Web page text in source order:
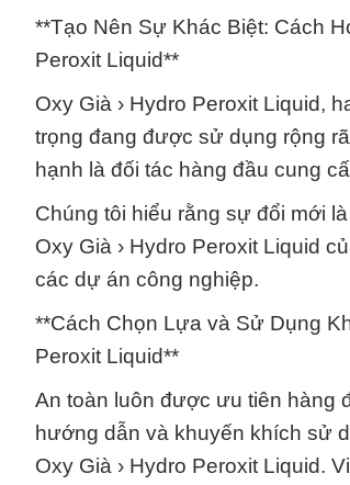
**Tạo Nên Sự Khác Biệt: Cách
Peroxit Liquid**
Oxy Già › Hydro Peroxit Liquid,
trọng đang được sử dụng rộng
hạnh là đối tác hàng đầu cung
Chúng tôi hiểu rằng sự đổi mới
Oxy Già › Hydro Peroxit Liquid
các dự án công nghiệp.
**Cách Chọn Lựa và Sử Dụng
Peroxit Liquid**
An toàn luôn được ưu tiên hàng
hướng dẫn và khuyến khích sử
Oxy Già › Hydro Peroxit Liquid.